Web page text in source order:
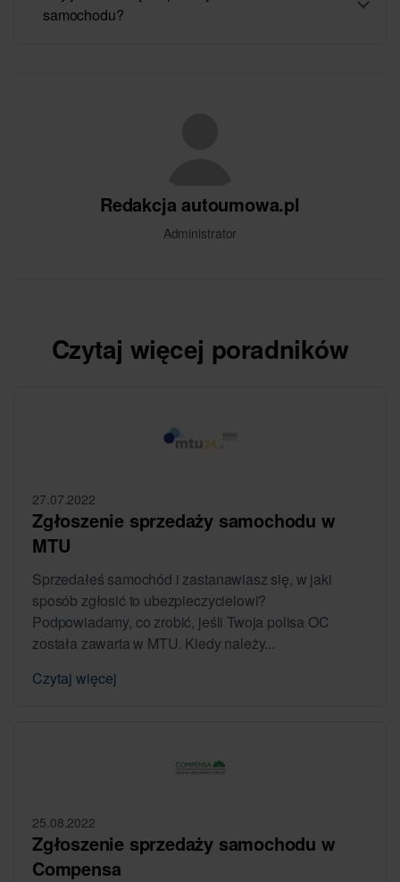
samochodu?
Redakcja autoumowa.pl
Administrator
Czytaj więcej poradników
27.07.2022
Zgłoszenie sprzedaży samochodu w
MTU
Sprzedałeś samochód i zastanawiasz się, w jaki
sposób zgłosić to ubezpieczycielowi?
Podpowiadamy, co zrobić, jeśli Twoja polisa OC
została zawarta w MTU. Kiedy należy...
Czytaj więcej
25.08.2022
Zgłoszenie sprzedaży samochodu w
Compensa